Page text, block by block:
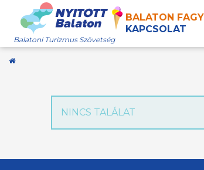
Balatoni Turizmus Szövetség
BALATON
KAPCSOLAT
Kezdőoldal
NINCS TALÁLAT